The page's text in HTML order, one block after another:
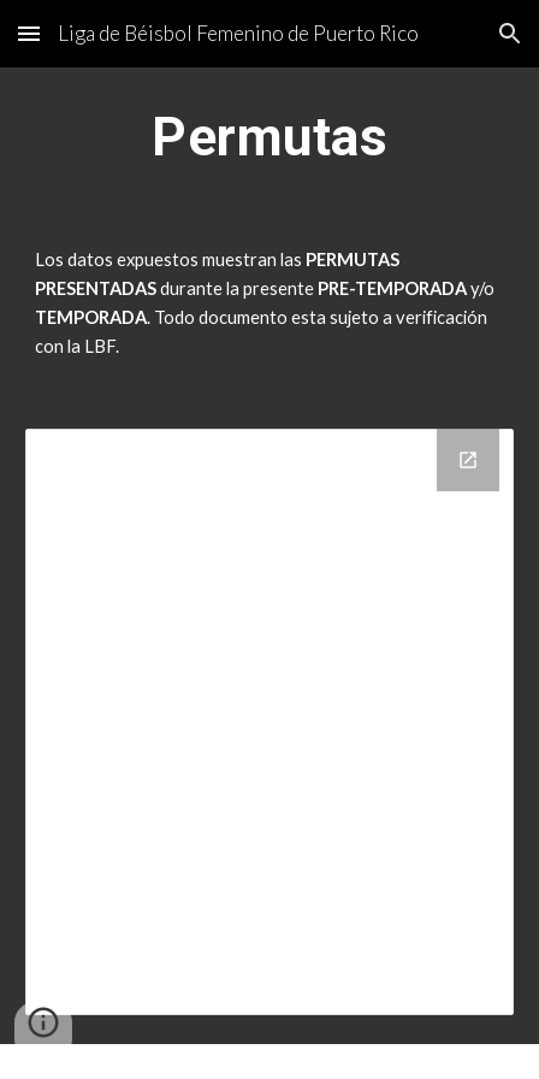
Skip to main content Skip to navigation
Liga de Béisbol Femenino de Puerto Rico
Permutas
Los datos expuestos muestran las PERMUTAS
PRESENTADASdurante la presente PRE-TEMPORADAy/o
TEMPORADA. Todo documento esta sujeto a verificación
con la LBF.